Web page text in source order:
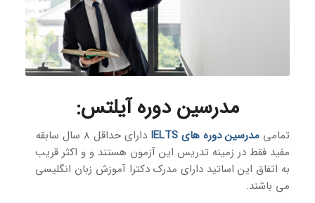
مدرسین دوره‌ آیلتس:
تمامی مدرسین دوره های IELTS
دارای حداقل 8 سال سابقه
مفید فقط در زمینه تدریس این آزمون هستند و و اکثر قریب
به اتفاق این اساتید دارای مدرک دکترا آموزش زبان انگلیسی
می باشند.